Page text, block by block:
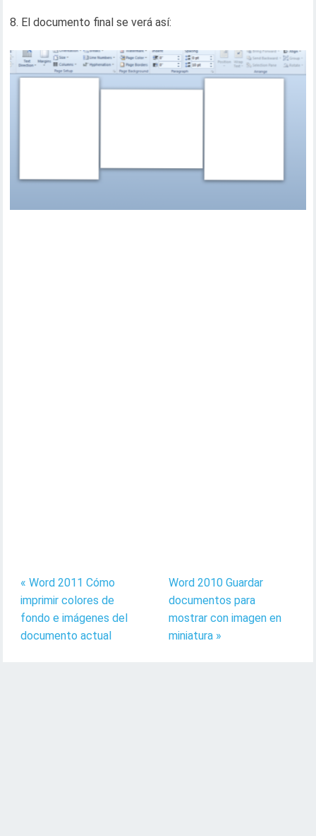
8. El documento final se verá así:
« Word 2011 Cómo
imprimir colores de
fondo e imágenes del
documento actual
Word 2010 Guardar
documentos para
mostrar con imagen en
miniatura »